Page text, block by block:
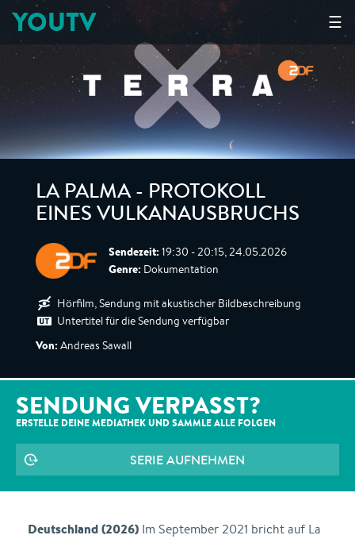
☰
YOUTV
LA PALMA - PROTOKOLL
EINES VULKANAUSBRUCHS
Sendezeit: 19:30 - 20:15, 24.05.2026
Genre: Dokumentation
Hörfilm, Sendung mit akustischer Bildbeschreibung
Untertitel für die Sendung verfügbar
Von: Andreas Sawall
SENDUNG VERPASST?
ERSTELLE DEINE MEDIATHEK UND SAMMLE ALLE FOLGEN
SERIE AUFNEHMEN
Deutschland (2026) Im September 2021 bricht auf La